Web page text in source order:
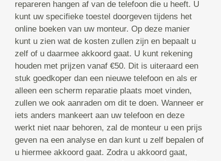
repareren hangen af van de telefoon die u heeft. U
kunt uw specifieke toestel doorgeven tijdens het
online boeken van uw monteur. Op deze manier
kunt u zien wat de kosten zullen zijn en bepaalt u
zelf of u daarmee akkoord gaat. U kunt rekening
houden met prijzen vanaf €50. Dit is uiteraard een
stuk goedkoper dan een nieuwe telefoon en als er
alleen een scherm reparatie plaats moet vinden,
zullen we ook aanraden om dit te doen. Wanneer er
iets anders mankeert aan uw telefoon en deze
werkt niet naar behoren, zal de monteur u een prijs
geven na een analyse en dan kunt u zelf bepalen of
u hiermee akkoord gaat. Zodra u akkoord gaat,